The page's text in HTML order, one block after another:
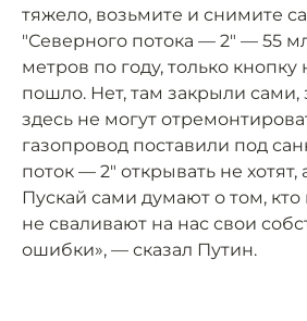
тяжело, возьмите и снимите
"Северного потока — 2" — 55
метров по году, только
пошло. Нет, там закрыли сами,
здесь не могут
газопровод поставили под
поток — 2" открывать не
Пускай сами думают о том, кто
не сваливают на нас свои
ошибки», — сказал Путин.